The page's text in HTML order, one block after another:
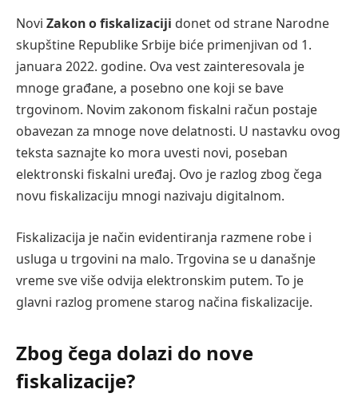
Novi Zakon o fiskalizaciji donet od strane Narodne
skupštine Republike Srbije biće primenjivan od 1.
januara 2022. godine. Ova vest zainteresovala je
mnoge građane, a posebno one koji se bave
trgovinom. Novim zakonom fiskalni račun postaje
obavezan za mnoge nove delatnosti. U nastavku ovog
teksta saznajte ko mora uvesti novi, poseban
elektronski fiskalni uređaj. Ovo je razlog zbog čega
novu fiskalizaciju mnogi nazivaju digitalnom.
Fiskalizacija je način evidentiranja razmene robe i
usluga u trgovini na malo. Trgovina se u današnje
vreme sve više odvija elektronskim putem. To je
glavni razlog promene starog načina fiskalizacije.
Zbog čega dolazi do nove
fiskalizacije?